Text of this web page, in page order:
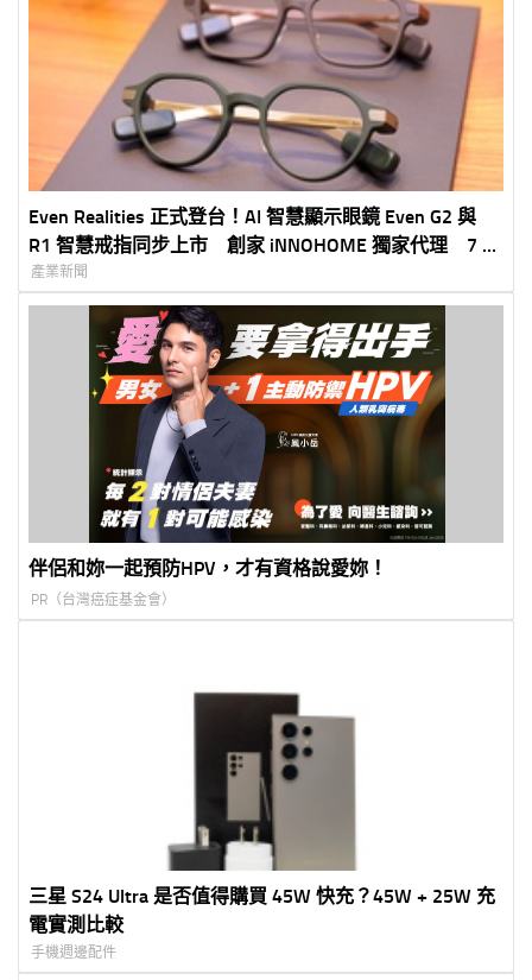
Even Realities 正式登台！AI 智慧顯示眼鏡 Even G2 與
R1 智慧戒指同步上市 創家 iNNOHOME 獨家代理 7 月
30 日開放預購、 8 月 6 日正式開賣 打造「Quiet
Tech」全新智慧穿戴體驗
產業新聞
伴侶和妳一起預防HPV，才有資格說愛妳！
PR（台灣癌症基金會）
三星 S24 Ultra 是否值得購買 45W 快充？45W + 25W 充
電實測比較
手機週邊配件